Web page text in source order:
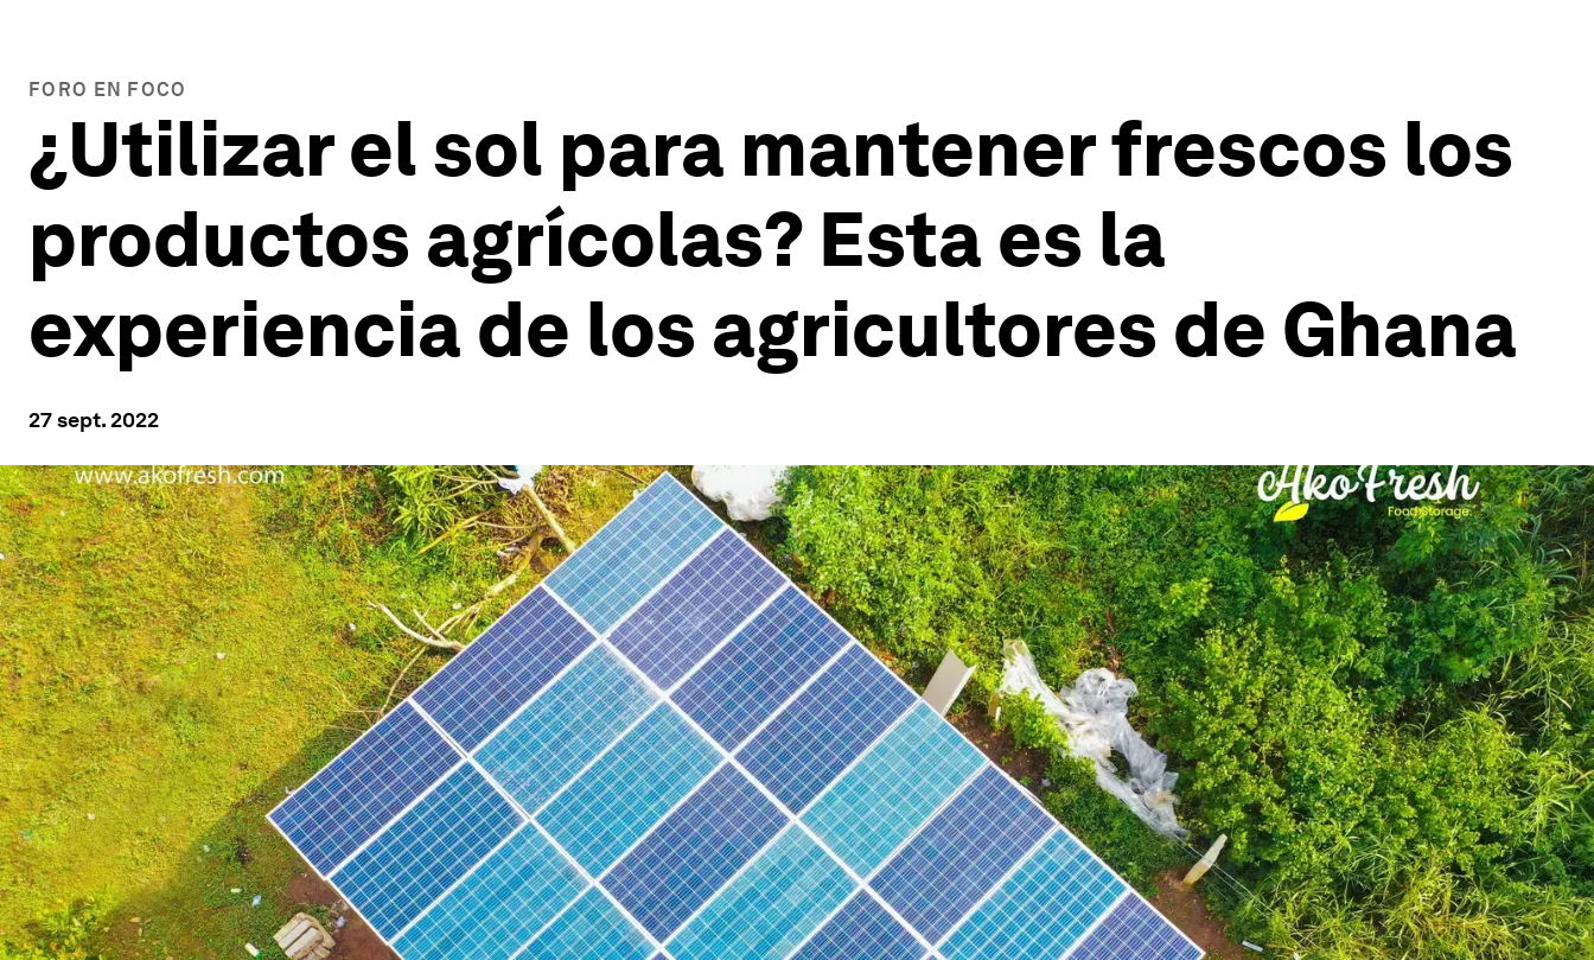
FORO EN FOCO
¿Utilizar el sol para mantener frescos los
productos agrícolas? Esta es la
experiencia de los agricultores de Ghana
27 sept. 2022